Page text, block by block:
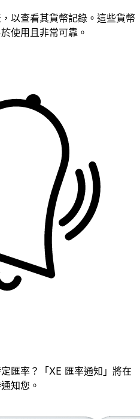
以查看其貨幣記錄。這些貨幣
使用且非常可靠。
匯率？「XE 匯率通知」將在
知您。